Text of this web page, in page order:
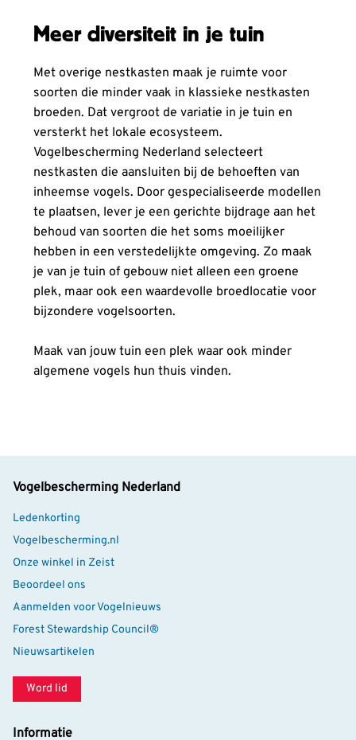
Meer diversiteit in je tuin
Met overige nestkasten maak je ruimte voor
soorten die minder vaak in klassieke nestkasten
broeden. Dat vergroot de variatie in je tuin en
versterkt het lokale ecosysteem.
Vogelbescherming Nederland selecteert
nestkasten die aansluiten bij de behoeften van
inheemse vogels. Door gespecialiseerde modellen
te plaatsen, lever je een gerichte bijdrage aan het
behoud van soorten die het soms moeilijker
hebben in een verstedelijkte omgeving. Zo maak
je van je tuin of gebouw niet alleen een groene
plek, maar ook een waardevolle broedlocatie voor
bijzondere vogelsoorten.
Maak van jouw tuin een plek waar ook minder
algemene vogels hun thuis vinden.
Vogelbescherming Nederland
Ledenkorting
Vogelbescherming.nl
Onze winkel in Zeist
Beoordeel ons
Aanmelden voor Vogelnieuws
Forest Stewardship Council®
Nieuwsartikelen
Word lid
Informatie